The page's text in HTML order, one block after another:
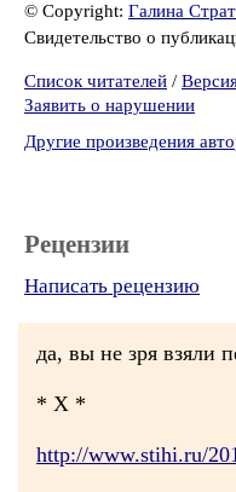
© Copyright: Галина
Свидетельство о
Список читателей /
Заявить о нарушении
Другие произведения
Рецензии
Написать рецензию
да, вы не зря взяли
* Х *
http://www.stihi.ru/